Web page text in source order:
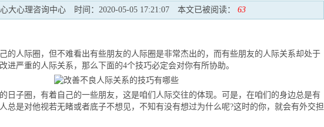
大心理咨询中心 时间：2020-05-05 17:21:07 本文已被阅读： 63
人际圈，但不难看出有些朋友的人际圈是非常杰出的，而有些朋友的人际关系却处于
进严重的人际关系，那么下面的4个技巧必定会对你有所协助。
子圈，有着自己的一些朋友，这是咱们人际交往的体现。可是，在咱们的身边总是有
总是对他视若无睹或者底子不想见，不知有没有想过为什么呢?这时的你，就会有外交担